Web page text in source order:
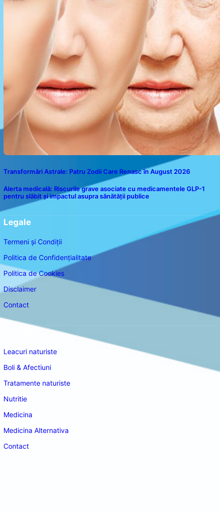
Transformări Astrale: Patru Zodii Care Renasc în August 2026
Alerta medicală: Riscurile grave asociate cu medicamentele GLP-1
pentru slăbit și impactul asupra sănătății publice
Legale
Termeni și Condiții
Politica de Confidențialitate
Politica de Cookies
Disclaimer
Contact
Leacuri naturiste
Boli & Afectiuni
Tratamente naturiste
Nutritie
Medicina
Medicina Alternativa
Contact